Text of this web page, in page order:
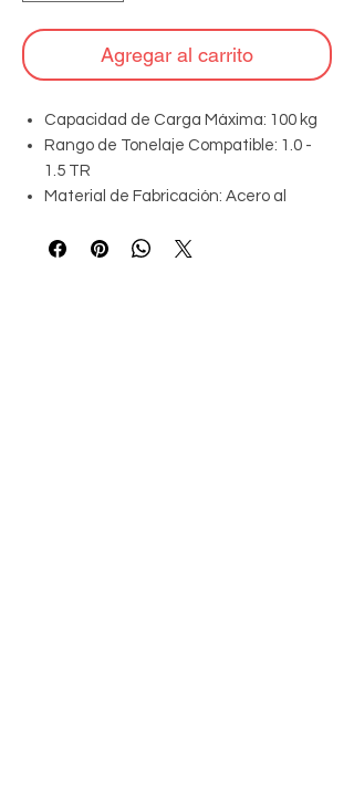
Agregar al carrito
Capacidad de Carga Máxima: 100 kg
Rango de Tonelaje Compatible: 1.0 -
1.5 TR
Material de Fabricación: Acero al
Tipo de Recubrimiento: Pintura